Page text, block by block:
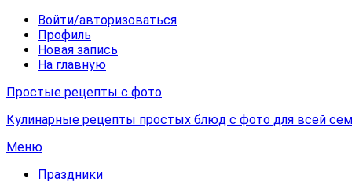
Войти/авторизоваться
Профиль
Новая запись
На главную
Простые рецепты с фото
Кулинарные рецепты простых блюд с фото для всей
Меню
Праздники